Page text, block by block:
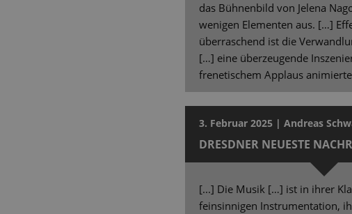
das Bühnenbild von Jelena
wenigen Elementen aus. […]
überraschend ist die
[…] eine überzeugende
frenetischem Applaus
3. Februar 2025 | Andreas
DRESDNER NEUESTE
[...] Die Musik […] ist in ihrer
feinsinnigen Instrumentation,